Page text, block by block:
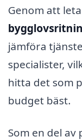
Genom att
jämföra
specialister,
hitta det som
budget bäst.
Som en del av